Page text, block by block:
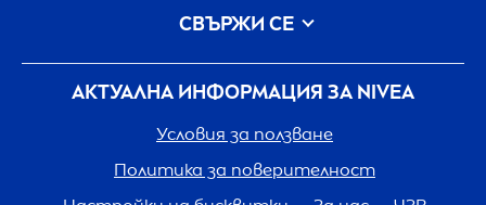
АКТУАЛНА ИНФОРМАЦИЯ ЗА NIVEA
Условия за ползване
Политика за поверителност
СВЪРЖИ СЕ